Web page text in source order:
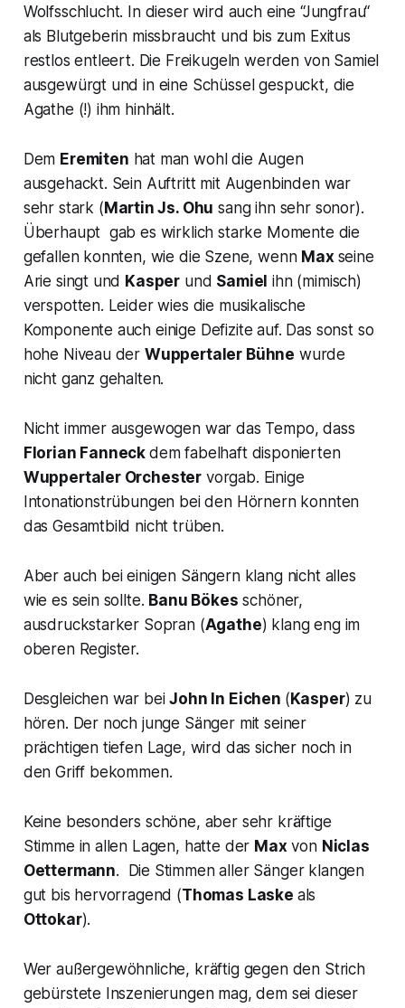
Wolfsschlucht. In dieser wird auch eine “Jungfrau“
als Blutgeberin missbraucht und bis zum Exitus
restlos entleert. Die Freikugeln werden von Samiel
ausgewürgt und in eine Schüssel gespuckt, die
Agathe (!) ihm hinhält.
Dem Eremiten hat man wohl die Augen
ausgehackt. Sein Auftritt mit Augenbinden war
sehr stark ( Martin Js. Ohu sang ihn sehr sonor).
Überhaupt gab es wirklich starke Momente die
gefallen konnten, wie die Szene, wenn Max seine
Arie singt und Kasper und Samiel ihn (mimisch)
verspotten. Leider wies die musikalische
Komponente auch einige Defizite auf. Das sonst so
hohe Niveau der Wuppertaler Bühne wurde
nicht ganz gehalten.
Nicht immer ausgewogen war das Tempo, dass
Florian Fanneck dem fabelhaft disponierten
Wuppertaler Orchester vorgab. Einige
Intonationstrübungen bei den Hörnern konnten
das Gesamtbild nicht trüben.
Aber auch bei einigen Sängern klang nicht alles
wie es sein sollte. Banu Bökes schöner,
ausdruckstarker Sopran (Agathe) klang eng im
oberen Register.
Desgleichen war beiJohn In Eichen ( Kasper) zu
hören. Der noch junge Sänger mit seiner
prächtigen tiefen Lage, wird das sicher noch in
den Griff bekommen.
Keine besonders schöne, aber sehr kräftige
Stimme in allen Lagen, hatte der Max von Niclas
Oettermann. Die Stimmen aller Sänger klangen
gut bis hervorragend (Thomas Laske als
Ottokar).
Wer außergewöhnliche, kräftig gegen den Strich
gebürstete Inszenierungen mag, dem sei dieser